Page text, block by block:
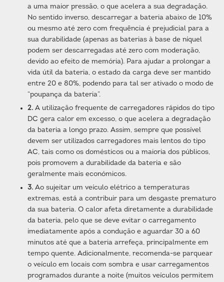
a uma maior pressão, o que acelera a sua degradação.
No sentido inverso, descarregar a bateria abaixo de 10%
ou mesmo até zero com frequência é prejudicial para a
sua durabilidade (apenas as baterias à base de níquel
podem ser descarregadas até zero com moderação,
devido ao efeito de memória). Para ajudar a prolongar a
vida útil da bateria, o estado da carga deve ser mantido
entre 20 e 80%, podendo para tal ser ativado o modo de
“poupança da bateria”.
2. A utilização frequente de carregadores rápidos do tipo
DC gera calor em excesso, o que acelera a degradação
da bateria a longo prazo. Assim, sempre que possível
devem ser utilizados carregadores mais lentos do tipo
AC, tais como os domésticos ou a maioria dos públicos,
pois promovem a durabilidade da bateria e são
geralmente mais económicos.
3. Ao sujeitar um veículo elétrico a temperaturas
extremas, está a contribuir para um desgaste prematuro
da sua bateria. O calor afeta diretamente a durabilidade
da bateria, pelo que se deve evitar o carregamento
imediatamente após a condução e aguardar 30 a 60
minutos até que a bateria arrefeça, principalmente em
tempo quente. Adicionalmente, recomenda-se parquear
o veículo em locais com sombra e usar carregamentos
programados durante a noite (muitos veículos permitem